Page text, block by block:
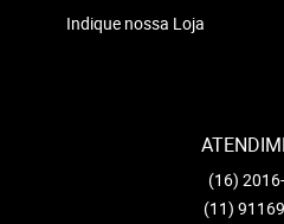
Indique nossa Loja
(16)
(11)